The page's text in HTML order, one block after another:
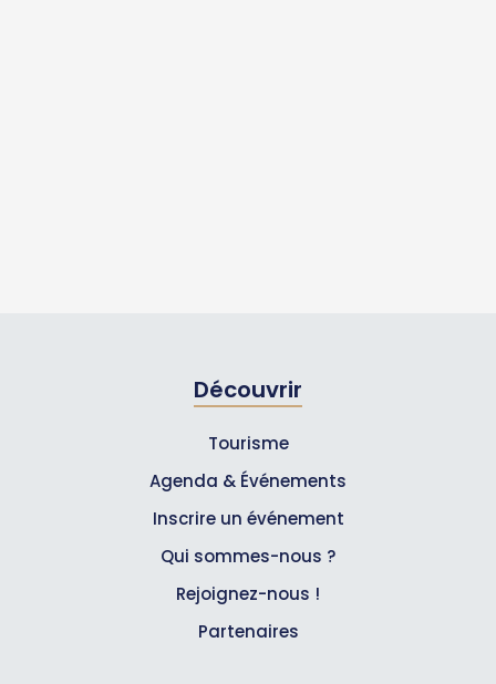
Découvrir
Tourisme
Agenda & Événements
Inscrire un événement
Qui sommes-nous ?
Rejoignez-nous !
Partenaires